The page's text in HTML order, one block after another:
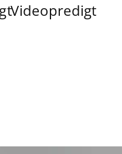
Videopredigt